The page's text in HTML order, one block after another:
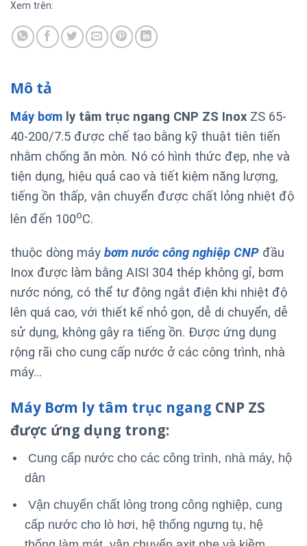
Xem trên:
Mô tả
Máy bơm ly tâm trục ngang CNP ZS Inox ZS 65-
40-200/7.5 được chế tạo bằng kỹ thuật tiên tiến
nhằm chống ăn mòn. Nó có hình thức đẹp, nhẹ và
tiện dụng, hiệu quả cao và tiết kiệm năng lượng,
tiếng ồn thấp, vận chuyển được chất lỏng nhiệt độ
lên đến 100oC.
thuộc dòng máy bơm nước công nghiệp CNP đầu
Inox được làm bằng AISI 304 thép không gỉ, bơm
nước nóng, có thể tự động ngắt điện khi nhiệt độ
lên quá cao, với thiết kế nhỏ gọn, dễ di chuyển, dễ
sử dụng, không gây ra tiếng ồn. Được ứng dụng
rộng rãi cho cung cấp nước ở các công trình, nhà
máy…
Máy Bơm ly tâm trục ngang CNP ZS
được ứng dụng trong:
Cung cấp nước cho các công trình, nhà máy, hộ
dân
Vận chuyển chất lỏng trong công nghiệp, cung
cấp nước cho lò hơi, hệ thống ngưng tụ, hệ